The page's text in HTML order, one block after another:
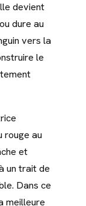
devient
dure au
vers la
le
rouge au
et
un trait de
Dans ce
meilleure